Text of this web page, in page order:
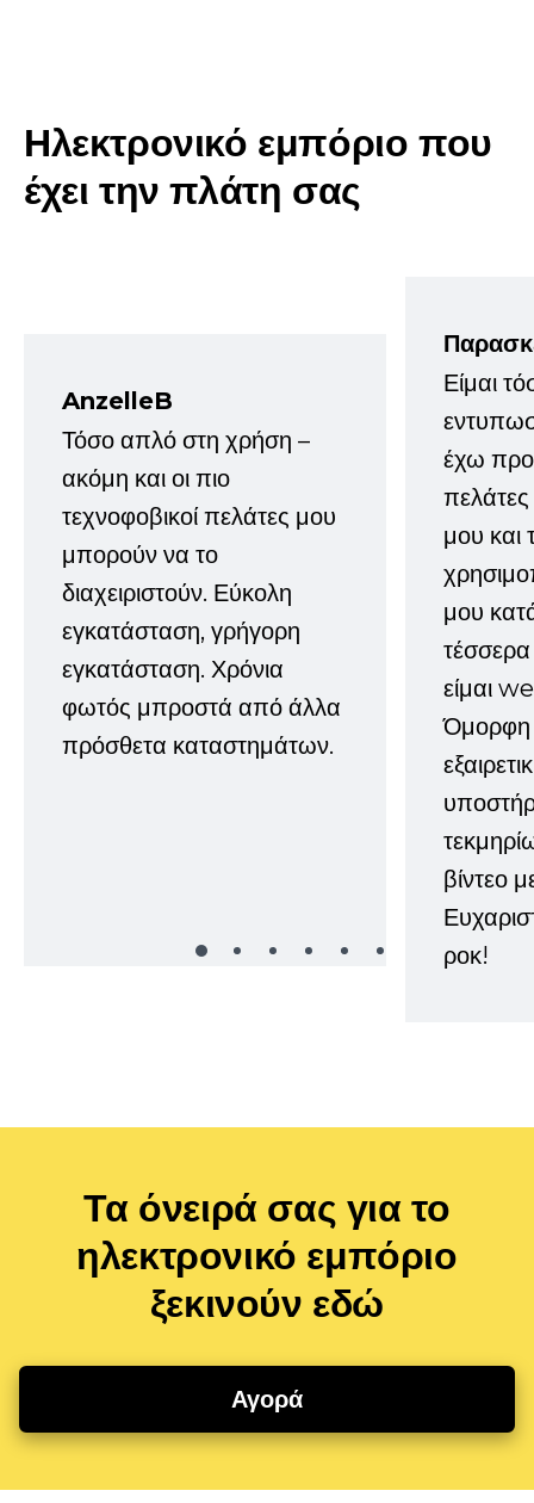
Ηλεκτρονικό εμπόριο που
έχει την πλάτη σας
AnzelleB
Τόσο απλό στη χρήση –
ακόμη και οι πιο
τεχνοφοβικοί πελάτες μου
μπορούν να το
διαχειριστούν. Εύκολη
εγκατάσταση, γρήγορη
εγκατάσταση. Χρόνια
φωτός μπροστά από άλλα
πρόσθετα καταστημάτων.
Είμαι
έχω
μου και
μου
είμαι
Όμορφη
βίντεο
ροκ!
Τα όνειρά σας για το
ηλεκτρονικό εμπόριο
ξεκινούν εδώ
Αγορά